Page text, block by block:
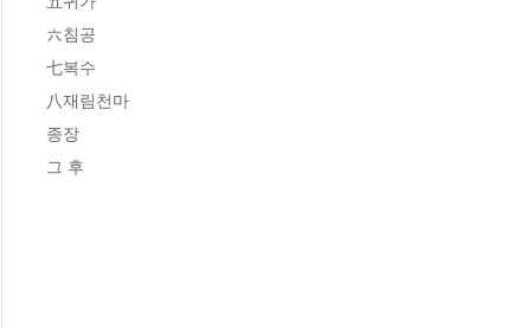
六침공
七복수
八재림천마
종장
그 후